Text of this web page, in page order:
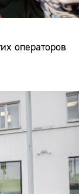
операторов